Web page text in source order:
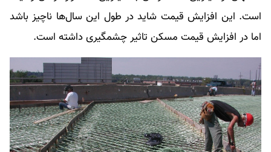
است. این افزایش قیمت شاید در طول این سال‌ها ناچیز باشد
اما در افزایش قیمت مسکن تاثیر چشمگیری داشته است.